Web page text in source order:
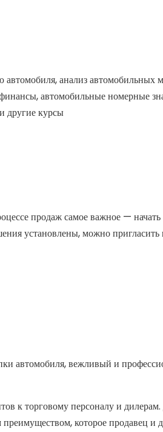
анализ
автомобильные номерные
другие курсы
продаж самое важное —
установлены, можно
автомобиля, вежливый и
к торговому персоналу и
которое продавец и